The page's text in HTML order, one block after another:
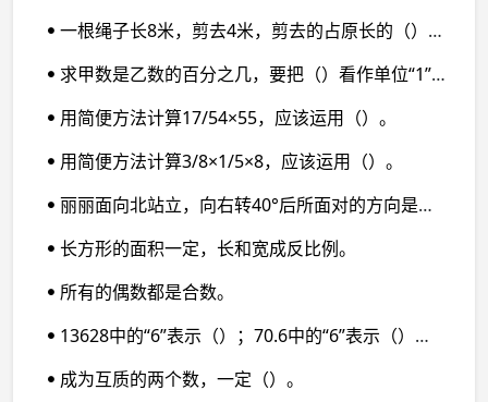
一根绳子长8米，剪去4米，剪去的占原长的（）%，占剩下的（）%。
求甲数是乙数的百分之几，要把（）看作单位“1”；求甲数比乙数多百分之几，要把（）看作单位“1”；求乙数比甲数少百分之几，要把（）看作单位“1”。
用简便方法计算17/54×55，应该运用（）。
用简便方法计算3/8×1/5×8，应该运用（）。
丽丽面向北站立，向右转40°后所面对的方向是（）；丁丁面向西站立，向左转40°后所面对的方向是（）；豆豆面向南站立，向左转40°后所面对的方向是（）；齐齐面向东站立，向右转40°后所面对的方向是（）。
长方形的面积一定，长和宽成反比例。
所有的偶数都是合数。
13628中的“6”表示（）；70.6中的“6”表示（）；6/11 中的“6”表示（）。
成为互质的两个数，一定（）。